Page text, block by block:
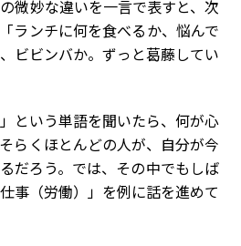
微妙な違いを一言で表すと、次
ランチに何を食べるか、悩んで
ビビンバか。ずっと葛藤してい
という単語を聞いたら、何が心
らくほとんどの人が、自分が今
だろう。では、その中でもしば
事（労働）」を例に話を進めて